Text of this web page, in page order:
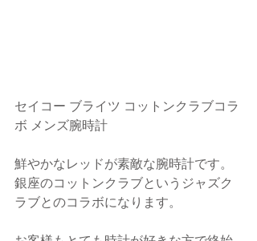
セイコー ブライツ コットンクラブコラ
ボ メンズ腕時計
鮮やかなレッドが素敵な腕時計です。
銀座のコットンクラブというジャズク
ラブとのコラボになります。